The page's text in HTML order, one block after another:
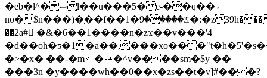
�eb�l^� ސl��u���5�e-��q��؞
no�$n���)�֭��f��ػ�����9�1�:�z39h���
��2a# �&�6��1����n�zϫ��v���'4
�d��oh�ƽ�1�a��,
�>�x� ��-�m ��^v�� ��sm�$y ��|
���3n �y����wh��0��x�zs��t�v]#���?